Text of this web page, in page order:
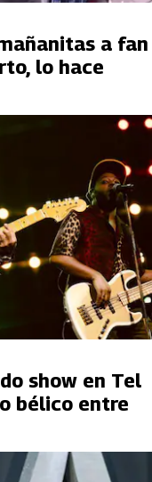
a fan
lo hace
show en Tel
bélico entre